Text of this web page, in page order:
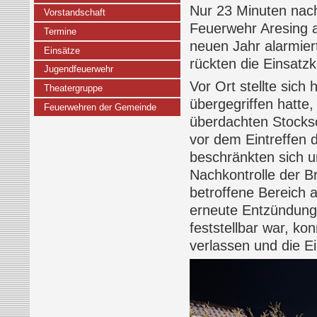
Vorstandschaft
Termine
Einsätze
Jugendfeuerwehr
Theatergruppe
Feuerwehren der Gemeinde
Nur 23 Minuten
Feuerwehr Aresing
neuen Jahr
rückten die
Vor Ort stellte sich
übergegriffen
überdachten
vor dem Eintreffen
beschränkten sich
Nachkontrolle der
betroffene Bereich
erneute
feststellbar war,
verlassen und die